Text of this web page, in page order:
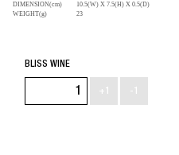
DIMENSION(cm)
10.5(W) X 7.5(H) X 0.5(D)
WEIGHT(g)
23
BLISS WINE
+1 -1